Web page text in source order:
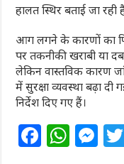
हालत स्थिर बताई जा रही
आग लगने के कारणों का
पर तकनीकी खराबी या
लेकिन वास्तविक कारण
में सुरक्षा व्यवस्था बढ़ा
निर्देश दिए गए हैं।
F W M